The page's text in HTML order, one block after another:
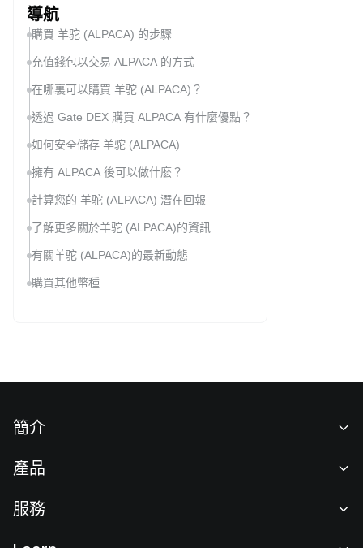
導航
購買 羊驼 (ALPACA) 的步驟
充值錢包以交易 ALPACA 的方式
在哪裏可以購買 羊驼 (ALPACA)？
透過 Gate DEX 購買 ALPACA 有什麼優點？
如何安全儲存 羊驼 (ALPACA)
擁有 ALPACA 後可以做什麽？
計算您的 羊驼 (ALPACA) 潛在回報
了解更多關於羊驼 (ALPACA)的資訊
有關羊驼 (ALPACA)的最新動態
購買其他幣種
簡介
新聞中心
產品
服務